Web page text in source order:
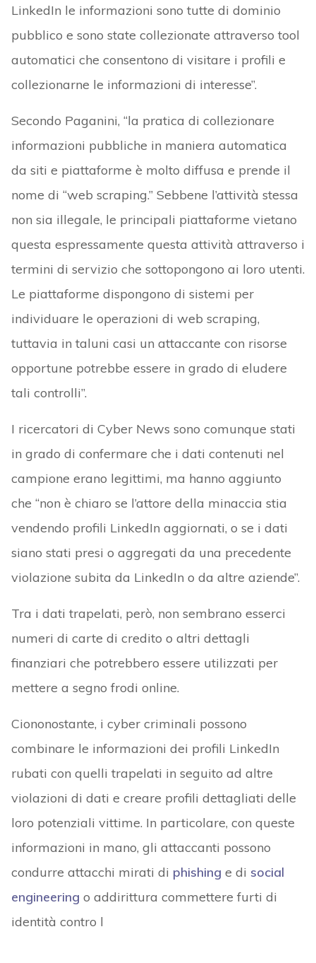
LinkedIn le informazioni sono tutte di dominio
pubblico e sono state collezionate attraverso tool
automatici che consentono di visitare i profili e
collezionarne le informazioni di interesse”.
Secondo Paganini, “la pratica di collezionare
informazioni pubbliche in maniera automatica
da siti e piattaforme è molto diffusa e prende il
nome di “web scraping.” Sebbene l’attività stessa
non sia illegale, le principali piattaforme vietano
questa espressamente questa attività attraverso i
termini di servizio che sottopongono ai loro utenti.
Le piattaforme dispongono di sistemi per
individuare le operazioni di web scraping,
tuttavia in taluni casi un attaccante con risorse
opportune potrebbe essere in grado di eludere
tali controlli”.
I ricercatori di Cyber News sono comunque stati
in grado di confermare che i dati contenuti nel
campione erano legittimi, ma hanno aggiunto
che “non è chiaro se l’attore della minaccia stia
vendendo profili LinkedIn aggiornati, o se i dati
siano stati presi o aggregati da una precedente
violazione subita da LinkedIn o da altre aziende”.
Tra i dati trapelati, però, non sembrano esserci
numeri di carte di credito o altri dettagli
finanziari che potrebbero essere utilizzati per
mettere a segno frodi online.
Ciononostante, i cyber criminali possono
combinare le informazioni dei profili LinkedIn
rubati con quelli trapelati in seguito ad altre
violazioni di dati e creare profili dettagliati delle
loro potenziali vittime. In particolare, con queste
informazioni in mano, gli attaccanti possono
condurre attacchi mirati di phishing e di social
engineering o addirittura commettere furti di
identità contro l